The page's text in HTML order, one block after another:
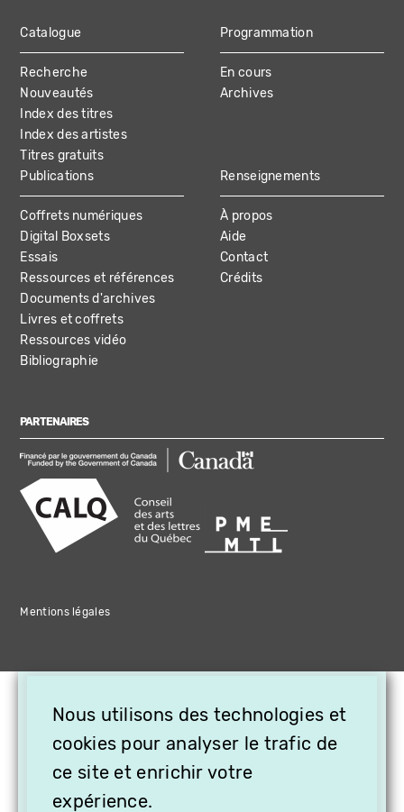
MAIN
NAVIGATION
Catalogue
Recherche
Nouveautés
Index des titres
Index des artistes
Titres gratuits
Programmation
En cours
Archives
Publications
Coffrets numériques
Digital Boxsets
Essais
Ressources et références
Documents d'archives
Livres et coffrets
Ressources vidéo
Bibliographie
Renseignements
À propos
Aide
Contact
Crédits
PARTENAIRES
Mentions légales
Nous utilisons des technologies et
cookies pour analyser le trafic de
ce site et enrichir votre
expérience.
OFFREZ LA VIDÉO EN
CADEAU, ABONNEZ VOS
PROCHES À VITHÈQUE !